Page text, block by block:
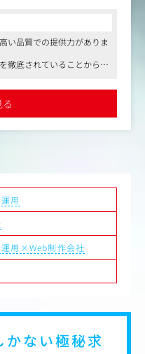
用・分析」、分析したう
案」を行っていただきま
イアントへ移管。GA
トもすべて納品・共
データ分析 → 改善提案
イナー・エンジニアと直
えます。
ない」と感じていた方に
せる環境です。
― 裁量と成長が桁違い
鋭。
チーム体制そのものを一
入社初期から実践できま
ため、意思疎通のため
おり、シームレスな連携
い品質での提供力がありま
徹底されていることから、
用
運用×Web制作会社
かない極秘求